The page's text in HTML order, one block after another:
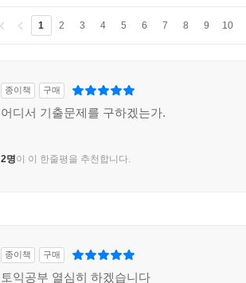
1 2 3 4 5 6 7 8 9 10
종이책 구매
어디서 기출문제를 구하겠는가.
2명이 이 한줄평을 추천합니다.
종이책 구매
토익공부 열심히 하겠습니다